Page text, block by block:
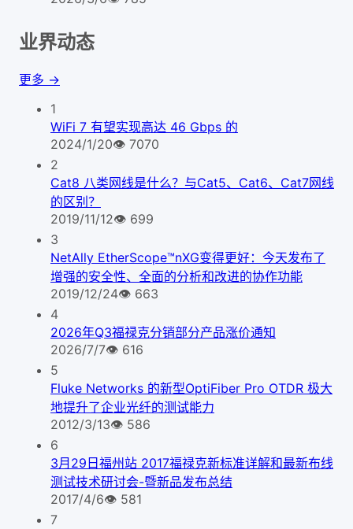
业界动态
更多 →
1
WiFi 7 有望实现高达 46 Gbps 的
2024/1/20👁 7070
2
Cat8 八类网线是什么？与Cat5、Cat6、Cat7网线
的区别？
2019/11/12👁 699
3
NetAlly EtherScope™nXG变得更好：今天发布了
增强的安全性、全面的分析和改进的协作功能
2019/12/24👁 663
4
2026年Q3福禄克分销部分产品涨价通知
2026/7/7👁 616
5
Fluke Networks 的新型OptiFiber Pro OTDR 极大
地提升了企业光纤的测试能力
2012/3/13👁 586
6
3月29日福州站 2017福禄克新标准详解和最新布线
测试技术研讨会-暨新品发布总结
2017/4/6👁 581
7